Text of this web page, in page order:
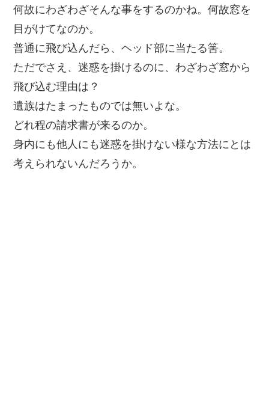
何故にわざわざそんな事をするのかね。何故窓を
目がけてなのか。
普通に飛び込んだら、ヘッド部に当たる筈。
ただでさえ、迷惑を掛けるのに、わざわざ窓から
飛び込む理由は？
遺族はたまったものでは無いよな。
どれ程の請求書が来るのか。
身内にも他人にも迷惑を掛けない様な方法にとは
考えられないんだろうか。